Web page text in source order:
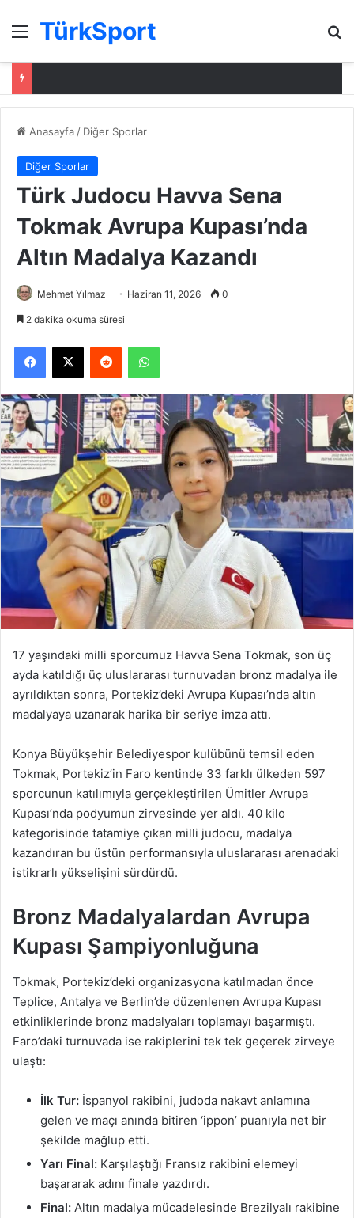
Menü
TürkSport
Anasayfa / Diğer Sporlar
Diğer Sporlar
Türk Judocu Havva Sena
Tokmak Avrupa Kupası’nda
Altın Madalya Kazandı
Mehmet Yılmaz Haziran 11, 2026 0
2 dakika okuma süresi
Facebook
X Reddit WhatsApp
17 yaşındaki milli sporcumuz Havva Sena Tokmak, son üç
ayda katıldığı üç uluslararası turnuvadan bronz madalya ile
ayrıldıktan sonra, Portekiz’deki Avrupa Kupası’nda altın
madalyaya uzanarak harika bir seriye imza attı.
Konya Büyükşehir Belediyespor kulübünü temsil eden
Tokmak, Portekiz’in Faro kentinde 33 farklı ülkeden 597
sporcunun katılımıyla gerçekleştirilen Ümitler Avrupa
Kupası’nda podyumun zirvesinde yer aldı. 40 kilo
kategorisinde tatamiye çıkan milli judocu, madalya
kazandıran bu üstün performansıyla uluslararası arenadaki
istikrarlı yükselişini sürdürdü.
Bronz Madalyalardan Avrupa
Kupası Şampiyonluğuna
Tokmak, Portekiz’deki organizasyona katılmadan önce
Teplice, Antalya ve Berlin’de düzenlenen Avrupa Kupası
etkinliklerinde bronz madalyaları toplamayı başarmıştı.
Faro’daki turnuvada ise rakiplerini tek tek geçerek zirveye
ulaştı:
İlk Tur: İspanyol rakibini, judoda nakavt anlamına
gelen ve maçı anında bitiren ‘ippon’ puanıyla net bir
şekilde mağlup etti.
Yarı Final: Karşılaştığı Fransız rakibini elemeyi
başararak adını finale yazdırdı.
Final: Altın madalya mücadelesinde Brezilyalı rakibine